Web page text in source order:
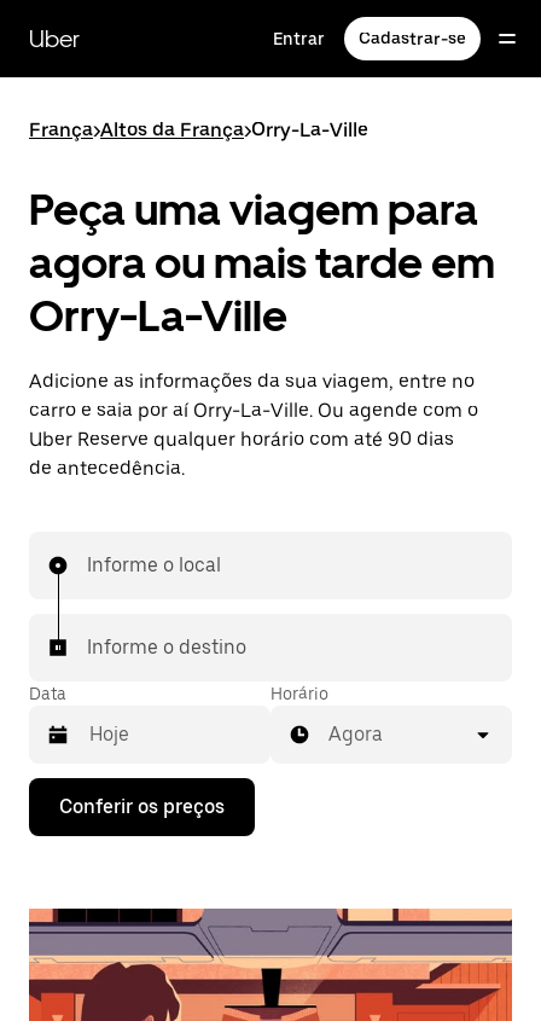
para
conteúdo
Uber Entrar Cadastrar-se
França>Altos da França>Orry-La-Ville
Peça uma viagem para
agora ou mais tarde em
Orry-La-Ville
Adicione as informações da sua viagem, entre no
carro e saia por aí Orry-La-Ville. Ou agende com o
Uber Reserve qualquer horário com até 90 dias
de antecedência.
Informe o local
Informe o destino
Data
Pressione
seta
interagir
o
calendário
Horário
Agora
Conferir os preços